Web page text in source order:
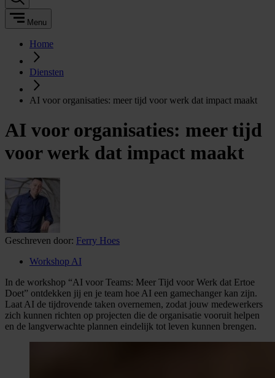
Menu
Home
Diensten
AI voor organisaties: meer tijd voor werk dat impact maakt
AI voor organisaties: meer tijd
voor werk dat impact maakt
Geschreven door: Ferry Hoes
Workshop AI
In de workshop “AI voor Teams: Meer Tijd voor Werk dat Ertoe
Doet” ontdekken jij en je team hoe AI een gamechanger kan zijn.
Laat AI de tijdrovende taken overnemen, zodat jouw medewerkers
zich kunnen richten op projecten die de organisatie vooruit helpen
en de langverwachte plannen eindelijk tot leven kunnen brengen.